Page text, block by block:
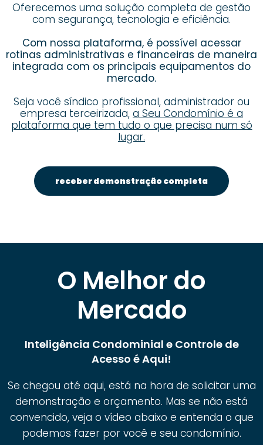
Oferecemos uma solução completa de gestão
com segurança, tecnologia e eficiência.
Com nossa plataforma, é possível acessar
rotinas administrativas e financeiras de maneira
integrada com os principais equipamentos do
mercado.
Seja você síndico profissional, administrador ou
empresa terceirizada, a Seu Condomínio é a
plataforma que tem tudo o que precisa num só
lugar.
receber demonstração completa
O Melhor do
Mercado
Inteligência Condominial e Controle de
Acesso é Aqui!
Se chegou até aqui, está na hora de solicitar uma
demonstração e orçamento. Mas se não está
convencido, veja o vídeo abaixo e entenda o que
podemos fazer por você e seu condomínio.